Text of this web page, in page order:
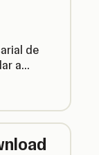
de
a